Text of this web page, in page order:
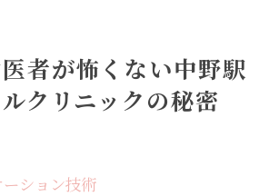
者が怖くない中野駅
クリニックの秘密
ション技術